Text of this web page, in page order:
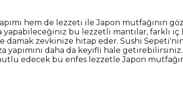
hem de lezzeti ile Japon mutfağının
yapabileceğiniz bu lezzetli mantılar, farklı iç
damak zevkinize hitap eder. Sushi
yapımını daha da keyifli hale
edecek bu enfes lezzetle Japon